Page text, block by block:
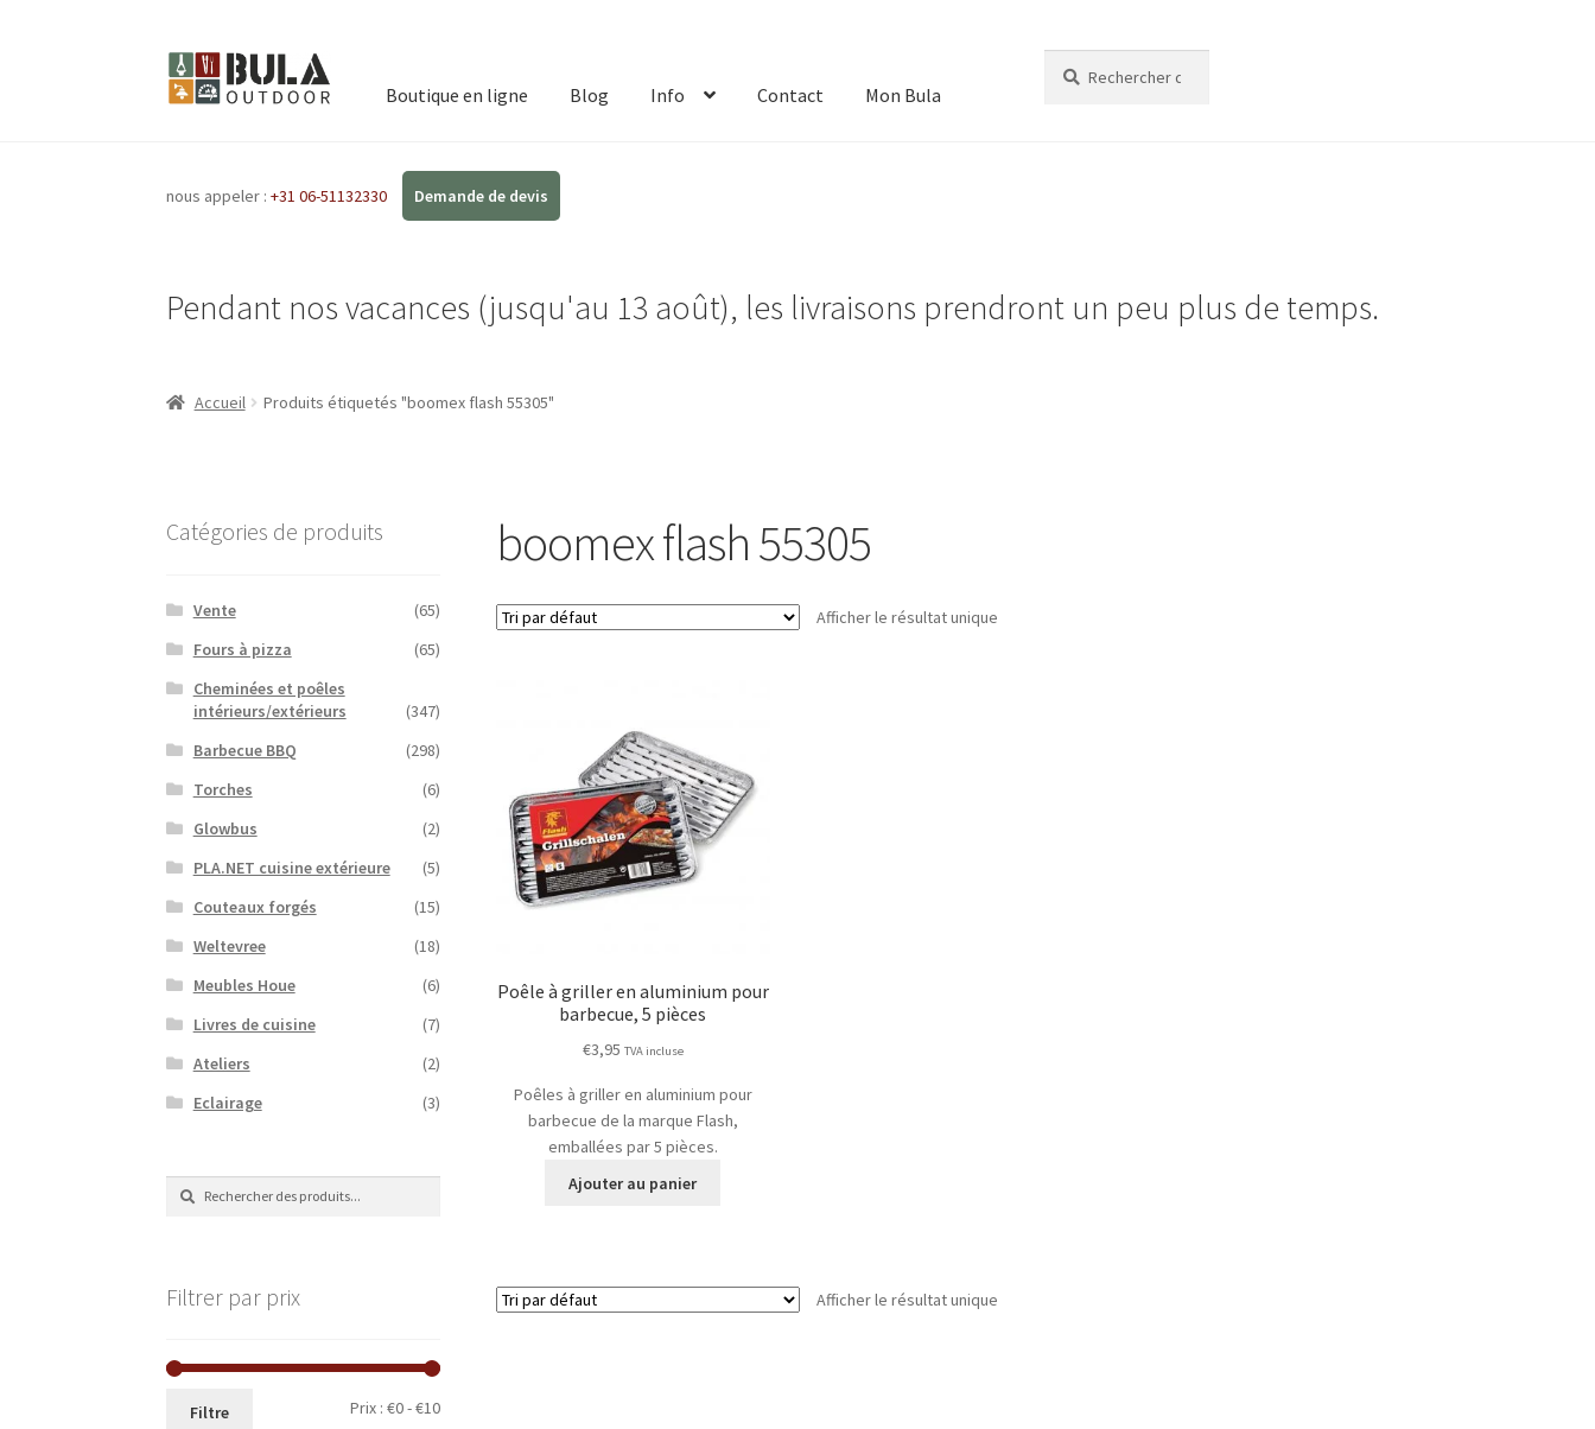
Boutique en ligne Blog Info Contact Mon Bula
nous appeler :+31 06-51132330
Pendant nos vacances (jusqu'au 13 août), les livraisons prendront un peu plus de temps.
Accueil Produits étiquetés "boomex flash 55305"
boomex flash 55305
Afficher le résultat unique
Poêle à griller en aluminium pour
barbecue, 5 pièces
€3,95 TVA incluse
Poêles à griller en aluminium pour
barbecue de la marque Flash,
emballées par 5 pièces.
Ajouter au panier
Afficher le résultat unique
Catégories de produits
Vente
(65)
Fours à pizza
(65)
Cheminées et poêles
intérieurs/extérieurs
(347)
Barbecue BBQ
(298)
Torches
(6)
Glowbus
(2)
PLA.NET cuisine extérieure
(5)
Couteaux forgés
(15)
Weltevree
(18)
Meubles Houe
(6)
Livres de cuisine
(7)
Ateliers
(2)
Eclairage
(3)
Recherche
Recherche
Filtrer par prix
Prix
Prix
Filtre Prix :€0-€10